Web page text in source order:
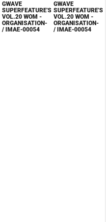
GWAVE
SUPERFEATURE'S
VOL.20 WOM -
ORGANISATION-
/ IMAE-00054
GWAVE
SUPERFEATURE'S
VOL.20 WOM -
ORGANISATION-
/ IMAE-00054